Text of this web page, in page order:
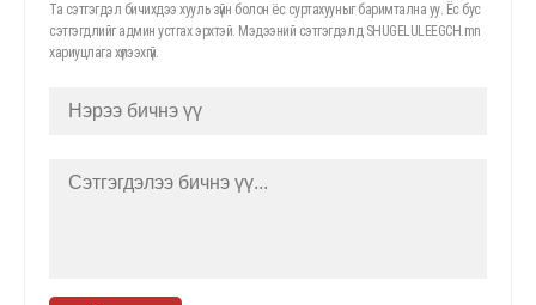
Та сэтгэгдэл бичихдээ хууль зүйн болон ёс суртахууныг баримтална уу. Ёс бус
сэтгэгдлийг админ устгах эрхтэй. Мэдээний сэтгэгдэлд SHUGELULEEGCH.mn
хариуцлага хүлээхгүй.